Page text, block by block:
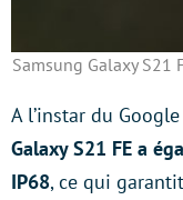
Samsung Galaxy S21
A l’instar du
Galaxy S21 FE a
IP68, ce qui